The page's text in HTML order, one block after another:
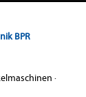
BPR
·